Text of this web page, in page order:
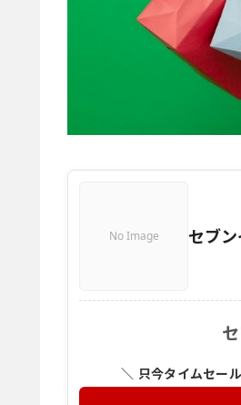
No Image セブ
＼ 只今タイムセー